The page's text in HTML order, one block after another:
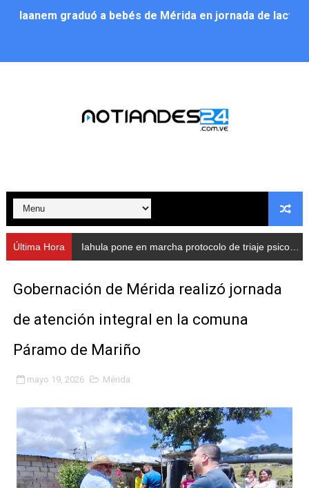
Iaanem graduó a bebés de Mérida en jornada de
Alcalde Nelson Álvarez llevó jornada recreativa a la
Nevado Gas optimiza servicio residencial en la
Balance semestral impulsa inclusión y atención a
Plan Vacacional Comunitario “Ríe 2026” recorre las
Alcaldía del Municipio Libertador realizó una jornada
Fundacite Mérida dicta taller gratuito de electrónica
INN-Mérida celebró el Lacto grado para promover el
Impulsan plan estratégico de seguridad ciudadana
Mérida impulsa desarrollo económico con taller de
Fomficc consolida alianzas e impulsa la economía
Niños de Estudiantes de Mérida sembraron 110
Última Hora Iahula pone en marcha protocolo de triaje psicosocial para atender a rescatistas
Gobernación de Mérida realizó jornada
de atención integral en la comuna
Páramo de Mariño
mayo 19, 2026 Mérida